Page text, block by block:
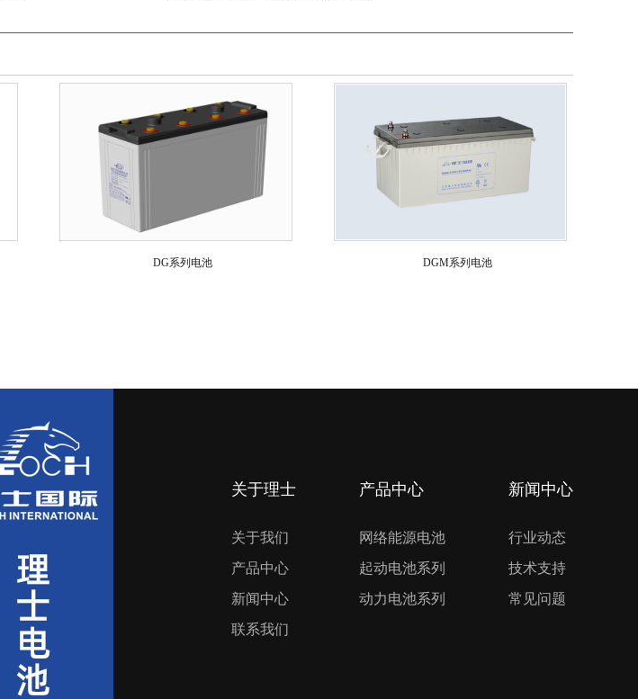
DG系列电池 DGM系列电池
关于理士
关于我们
产品中心
新闻中心
联系我们
产品中心
网络能源电池
起动电池系列
动力电池系列
新闻中心
行业动态
技术支持
常见问题